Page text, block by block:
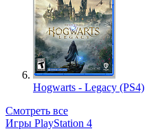
Hogwarts - Legacy (PS4)
Смотреть все
Игры PlayStation 4